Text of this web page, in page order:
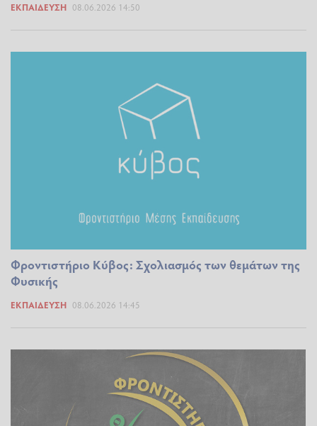
ΕΚΠΑΊΔΕΥΣΗ 08.06.2026 14:50
Φροντιστήριο Κύβος: Σχολιασμός των θεμάτων της
Φυσικής
ΕΚΠΑΊΔΕΥΣΗ 08.06.2026 14:45